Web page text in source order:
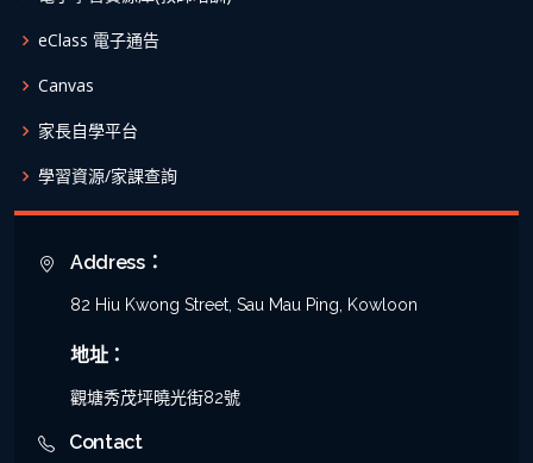
eClass 電子通告
Canvas
家長自學平台
學習資源/家課查詢
Address：
82 Hiu Kwong Street, Sau Mau Ping, Kowloon
地址：
觀塘秀茂坪曉光街82號
Contact